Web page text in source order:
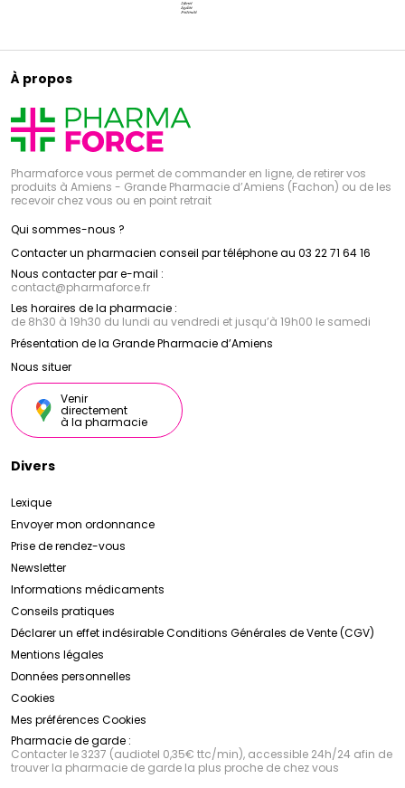
À propos
Pharmaforce vous permet de commander en ligne, de retirer vos
produits à Amiens - Grande Pharmacie d’Amiens (Fachon) ou de les
recevoir chez vous ou en point retrait
Qui sommes-nous ?
Contacter un pharmacien conseil par téléphone au 03 22 71 64 16
Nous contacter par e-mail :
contact@pharmaforce.fr
Les horaires de la pharmacie :
de 8h30 à 19h30 du lundi au vendredi et jusqu’à 19h00 le samedi
Présentation de la Grande Pharmacie d’Amiens
Nous situer
Venir
directement
à la pharmacie
Divers
Lexique
Envoyer mon ordonnance
Prise de rendez-vous
Newsletter
Informations médicaments
Conseils pratiques
Déclarer un effet indésirableConditions Générales de Vente (CGV)
Mentions légales
Données personnelles
Cookies
Mes préférences Cookies
Pharmacie de garde :
Contacter le 3237 (audiotel 0,35€ ttc/min), accessible 24h/24 afin de
trouver la pharmacie de garde la plus proche de chez vous